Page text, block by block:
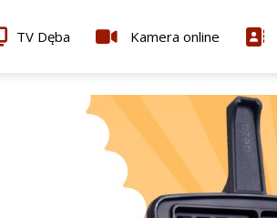
TV Dęba Kamera online